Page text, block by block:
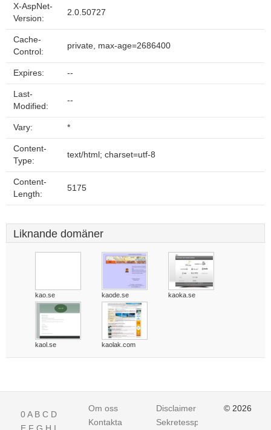
X-AspNet-
Version:
2.0.50727
Cache-
Control:
private, max-age=2686400
Expires: --
Last-
Modified:
--
Vary: *
Content-
Type:
text/html; charset=utf-8
Content-
Length:
5175
Liknande domäner
kao.se kaode.se kaoka.se
kaol.se kaolak.com
0A B C D
Om oss
Kontakta
Disclaimer
Sekretesspolicy
© 2026